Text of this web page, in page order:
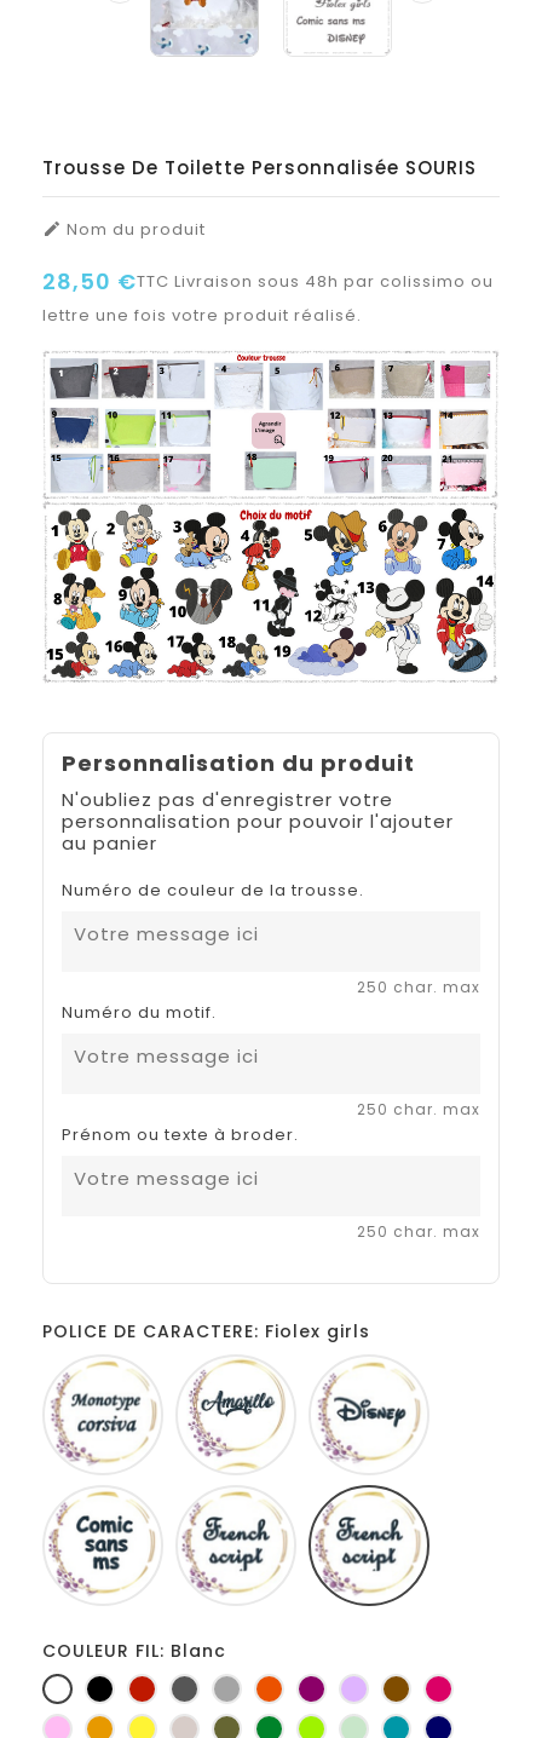
Trousse De Toilette Personnalisée SOURIS
 Nom du produit
28,50 €TTC Livraison sous 48h par colissimo ou
lettre une fois votre produit réalisé.
Personnalisation du produit
N'oubliez pas d'enregistrer votre
personnalisation pour pouvoir l'ajouter
au panier
Numéro de couleur de la trousse.
250 char. max
Numéro du motif.
250 char. max
Prénom ou texte à broder.
250 char. max
POLICE DE CARACTERE: Fiolex girls
Monotype
corsiva
Amarillo
Comic
sans
ms
French
script
COULEUR FIL: Blanc
BlancNoir RougeGris
foncé
Gris
clair
Orange
PruneLilasMarronFuchsia
RoseJaunejauneFicelleKaki Vert Anis Vert Turquoise
Marine